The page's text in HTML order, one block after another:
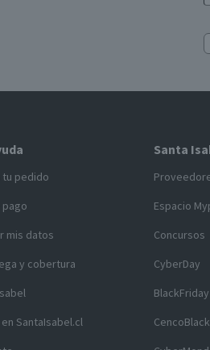
tu pedido
mis datos
y cobertura
SantaIsabel.cl
Santa
Espacio
Concursos
CyberDay
BlackFriday
CencoBlack